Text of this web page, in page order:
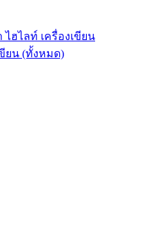
ไฮไลท์ เครื่องเขียน
ยน (ทั้งหมด)